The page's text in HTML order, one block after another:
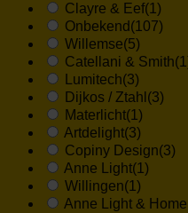
Clayre & Eef(1)
Onbekend (107)
Willemse(5)
Catellani & Smith
Lumitech(3)
Dijkos / Ztahl (3)
Materlicht(1)
Artdelight(3)
Copiny Design(3)
Anne Light(1)
Willingen(1)
Anne Light & Home